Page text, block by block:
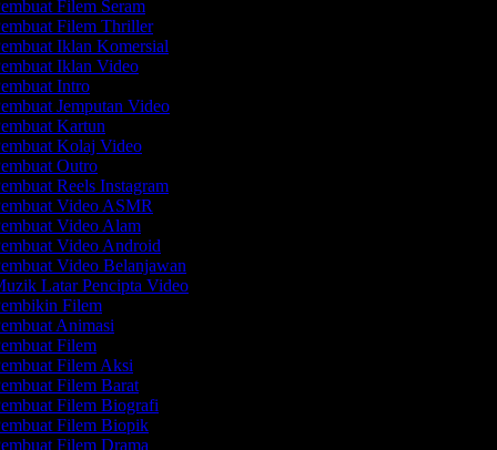
Filem Seram
Filem Thriller
Iklan Komersial
Iklan Video
Intro
Jemputan Video
Kartun
Kolaj Video
Outro
Reels Instagram
Video ASMR
Video Alam
Video Android
Video Belanjawan
Latar Pencipta Video
Filem
Animasi
Filem
Filem Aksi
Filem Barat
Filem Biografi
Filem Biopik
Filem Drama